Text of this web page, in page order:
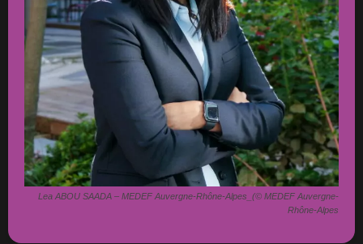
Lea ABOU SAADA – MEDEF Auvergne-Rhône-Alpes_(© MEDEF Auvergne-
Rhône-Alpes